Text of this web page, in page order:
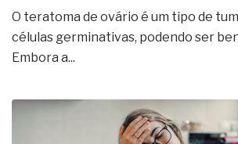
O teratoma de ovário é um tipo de
células germinativas, podendo ser
Embora a...